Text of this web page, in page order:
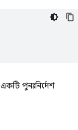
পুনঃনির্দেশ